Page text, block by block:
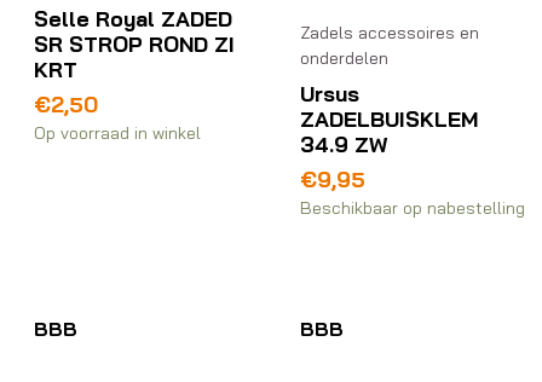
Selle Royal ZADED
SR STROP ROND ZI
KRT
€2,50
Op voorraad in winkel
Zadels accessoires en
onderdelen
Ursus
ZADELBUISKLEM
34.9 ZW
€9,95
Beschikbaar op nabestelling
BBB BBB